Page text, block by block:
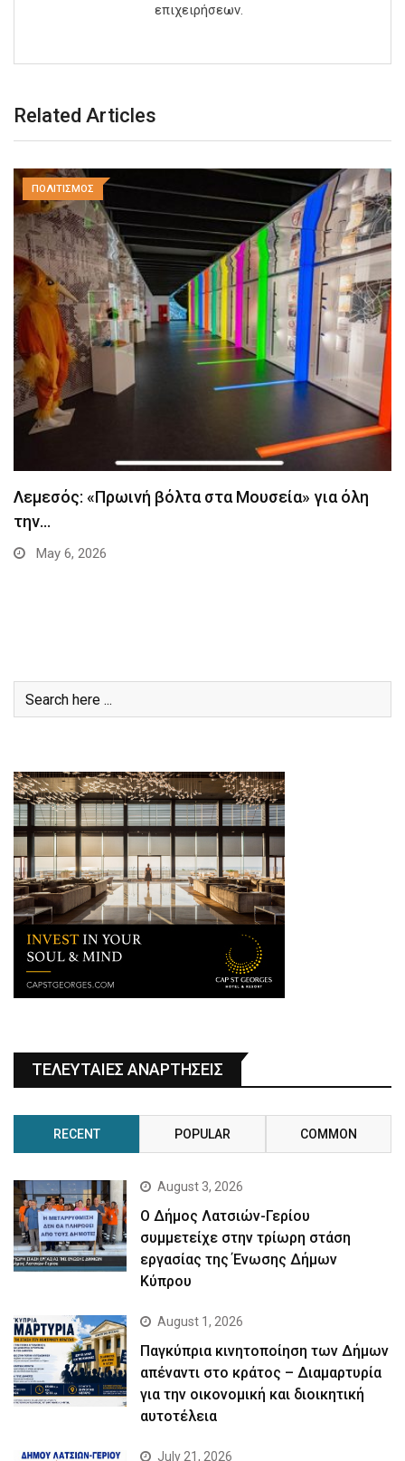
επιχειρήσεων.
Related Articles
ΠΟΛΙΤΙΣΜΟΣ
Λεμεσός: «Πρωινή βόλτα στα Μουσεία» για όλη
την…
May 6, 2026
ΤΕΛΕΥΤΑΙΕΣ ΑΝΑΡΤΗΣΕΙΣ
RECENT POPULAR COMMON
August 3, 2026
Ο Δήμος Λατσιών-Γερίου
συμμετείχε στην τρίωρη στάση
εργασίας της Ένωσης Δήμων
Κύπρου
August 1, 2026
Παγκύπρια κινητοποίηση των Δήμων
απέναντι στο κράτος – Διαμαρτυρία
για την οικονομική και διοικητική
αυτοτέλεια
July 21, 2026